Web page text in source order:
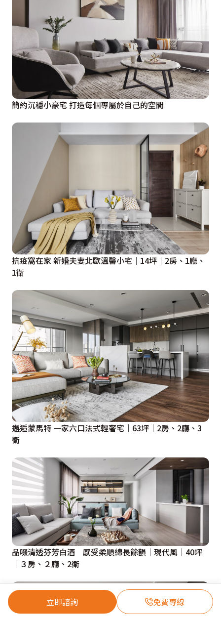
立即諮詢 免費專線
簡約沉穩小豪宅 打造每個專屬於自己的空間
抗疫窩在家 新婚夫妻北歐溫馨小宅｜14坪｜2房、1廳、
1衛
邂逅蒙馬特 一家六口法式輕奢宅｜63坪｜2房、2廳、3
衛
品啜清透芬芳白酒 感受柔順綿長餘韻│現代風│40坪
│３房、２廳、2衛